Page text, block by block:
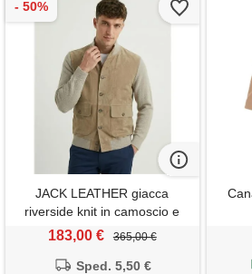
JACK LEATHER giacca
riverside knit in camoscio e
maglia sabbia
183,00 € 365,00 €
Sped. 5,50 €